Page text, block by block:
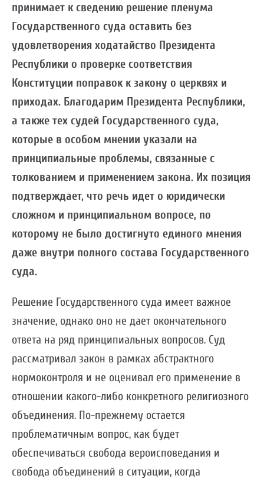
принимает к сведению решение пленума
Государственного суда оставить без
удовлетворения ходатайство Президента
Республики о проверке соответствия
Конституции поправок к закону о церквях и
приходах. Благодарим Президента Республики,
а также тех судей Государственного суда,
которые в особом мнении указали на
принципиальные проблемы, связанные с
толкованием и применением закона. Их позиция
подтверждает, что речь идет о юридически
сложном и принципиальном вопросе, по
которому не было достигнуто единого мнения
даже внутри полного состава Государственного
суда.
Решение Государственного суда имеет важное
значение, однако оно не дает окончательного
ответа на ряд принципиальных вопросов. Суд
рассматривал закон в рамках абстрактного
нормоконтроля и не оценивал его применение в
отношении какого-либо конкретного религиозного
объединения. По-прежнему остается
проблематичным вопрос, как будет
обеспечиваться свобода вероисповедания и
свобода объединений в ситуации, когда